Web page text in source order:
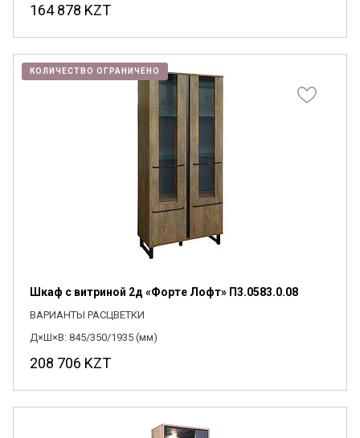
164 878 KZT
КОЛИЧЕСТВО ОГРАНИЧЕНО
Шкаф с витриной 2д «Форте Лофт» П3.0583.0.08
ВАРИАНТЫ РАСЦВЕТКИ
Д×Ш×В: 845/350/1935 (мм)
208 706 KZT